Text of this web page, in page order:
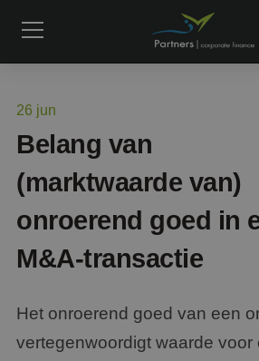
26 jun
Belang van
(marktwaarde van)
onroerend goed in
M&A-transactie
Het onroerend goed van een
vertegenwoordigt waarde voor